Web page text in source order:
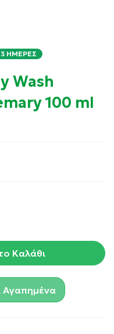
ΗΜΈΡΕΣ
Wash
100 ml
Καλάθι